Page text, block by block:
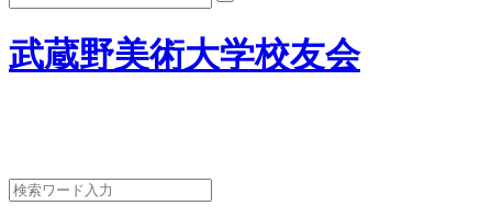
武蔵野美術大学校友会